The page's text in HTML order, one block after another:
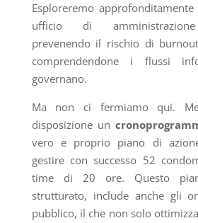
Esploreremo
ufficio di amministrazione
prevenendo il rischio di
comprendendone i flussi
governano.
Ma non ci fermiamo qui.
disposizione un
vero e proprio piano di
gestire con successo 52
time di 20 ore. Questo
strutturato, include anche gli
pubblico, il che non solo